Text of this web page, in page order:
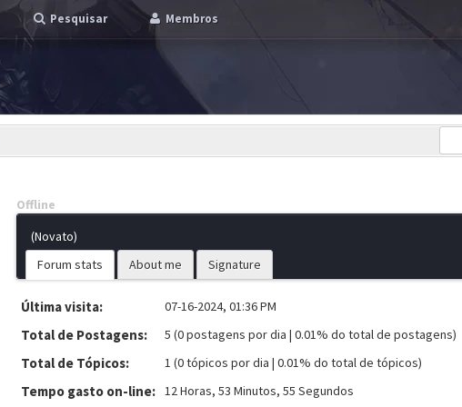
Pesquisar Membros
Offline
(Novato)
Forum stats
About me Signature
Última visita: 07-16-2024, 01:36 PM
Total de Postagens: 5 (0 postagens por dia | 0.01% do total de postagens)
Total de Tópicos: 1 (0 tópicos por dia | 0.01% do total de tópicos)
Tempo gasto on-line: 12 Horas, 53 Minutos, 55 Segundos